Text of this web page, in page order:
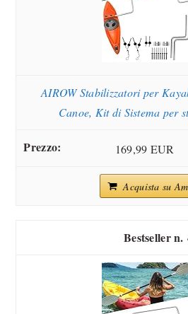
AIROW Stabilizzatori per
Canoe, Kit di Sistema per
169,99 EUR
Acquista su